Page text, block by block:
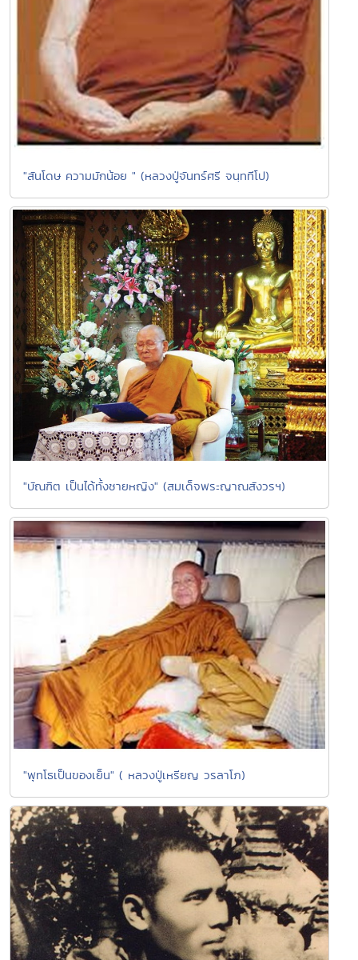
"สันโดษ ความมักน้อย " (หลวงปู่จันทร์ศรี จนฺททีโป)
"บัณฑิต เป็นได้ทั้งชายหญิง" (สมเด็จพระญาณสังวรฯ)
"พุทโธเป็นของเย็น" ( หลวงปู่เหรียญ วรลาโภ)